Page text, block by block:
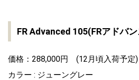
FR Advanced 105(FRアドバ
価格：288,000円 (12月頃入荷予定)
カラー : ジューングレー